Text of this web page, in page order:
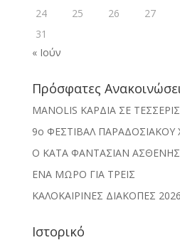
24
25 26 27
31
« Ιούν
Πρόσφατες
MANOLIS ΚΑΡΔΙΑ ΣΕ
9ο ΦΕΣΤΙΒΑΛ ΠΑΡΑΔΟΣΙΑΚΟΥ
Ο ΚΑΤΑ ΦΑΝΤΑΣΙΑΝ ΑΣΘΕΝΗΣ
ΕΝΑ ΜΩΡΟ ΓΙΑ ΤΡΕΙΣ
ΚΑΛΟΚΑΙΡΙΝΕΣ ΔΙΑΚΟΠΕΣ 2026
Ιστορικό